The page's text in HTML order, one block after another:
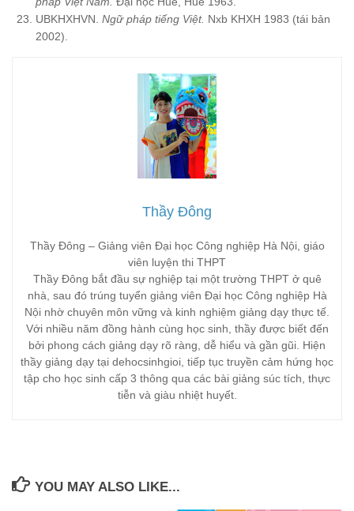
UBKHXHVN. Ngữ pháp tiếng Việt. Nxb KHXH 1983 (tái bản
2002).
Thầy Đông
Thầy Đông – Giảng viên Đại học Công nghiệp Hà Nội, giáo
viên luyện thi THPT
Thầy Đông bắt đầu sự nghiệp tại một trường THPT ở quê
nhà, sau đó trúng tuyển giảng viên Đại học Công nghiệp Hà
Nội nhờ chuyên môn vững và kinh nghiệm giảng dạy thực tế.
Với nhiều năm đồng hành cùng học sinh, thầy được biết đến
bởi phong cách giảng dạy rõ ràng, dễ hiểu và gần gũi. Hiện
thầy giảng dạy tại dehocsinhgioi, tiếp tục truyền cảm hứng học
tập cho học sinh cấp 3 thông qua các bài giảng súc tích, thực
tiễn và giàu nhiệt huyết.
YOU MAY ALSO LIKE...